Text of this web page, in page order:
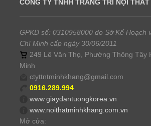
CÔNG TY TNHH TRANG TRÍ NỘI
GPKD số: 0310958000 do Sở Kế Hoạch
Chí Minh cấp ngày 30/06/2011
249 Lê Văn Thọ, Phường Thông Tây
Minh
ctyttntminhkhang@gmail.com
0916.289.994
www.giaydantuongkorea.vn
www.noithatminhkhang.com.vn
Mở cửa: